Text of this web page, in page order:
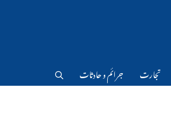
تجارت جرائم و حادثات